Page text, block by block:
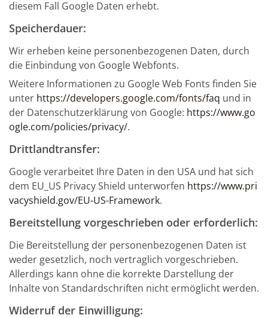
diesem Fall Google Daten erhebt.
Speicherdauer:
Wir erheben keine personenbezogenen Daten, durch
die Einbindung von Google Webfonts.
Weitere Informationen zu Google Web Fonts finden Sie
unter https://developers.google.com/fonts/faq und in
der Datenschutzerklärung von Google: https://www.go
ogle.com/policies/privacy/.
Drittlandtransfer:
Google verarbeitet Ihre Daten in den USA und hat sich
dem EU_US Privacy Shield unterworfen https://www.pri
vacyshield.gov/EU-US-Framework.
Bereitstellung vorgeschrieben oder erforderlich:
Die Bereitstellung der personenbezogenen Daten ist
weder gesetzlich, noch vertraglich vorgeschrieben.
Allerdings kann ohne die korrekte Darstellung der
Inhalte von Standardschriften nicht ermöglicht werden.
Widerruf der Einwilligung: